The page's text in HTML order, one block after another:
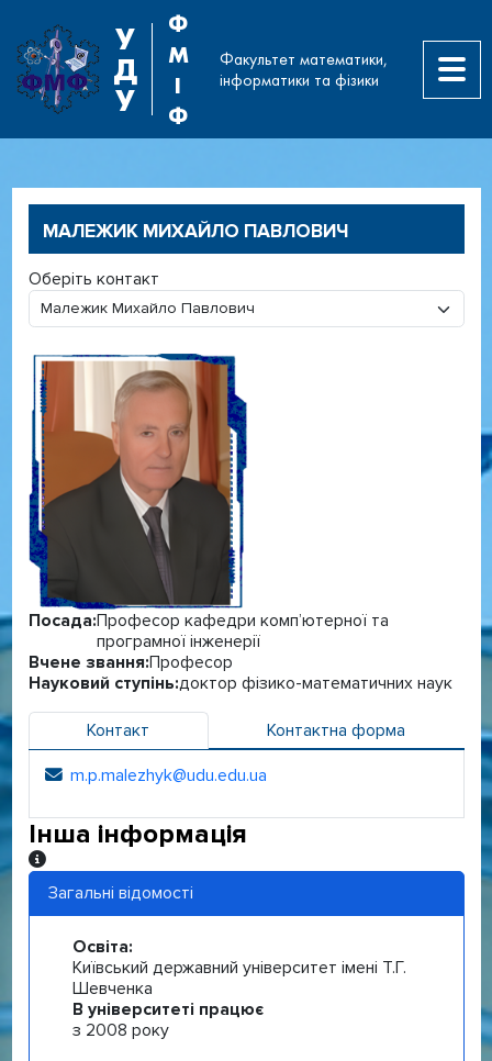
У
Д
У
Ф
М
І
Ф
Факультет математики,
інформатики та фізики
МАЛЕЖИК МИХАЙЛО ПАВЛОВИЧ
Оберіть контакт
Посада:Професор кафедри комп’ютерної та
програмної інженерії
Вчене звання:Професор
Науковий ступінь:доктор фізико-математичних наук
Контакт Контактна форма
Електронна адреса:
m.p.malezhyk@udu.edu.ua
Інша інформація
Інша інформація
Загальні відомості
Освіта:
Київський державний університет імені Т.Г.
Шевченка
В університеті працює
з 2008 року